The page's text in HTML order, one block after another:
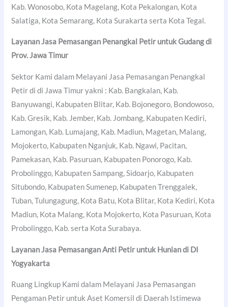
Kab. Wonosobo, Kota Magelang, Kota Pekalongan, Kota
Salatiga, Kota Semarang, Kota Surakarta serta Kota Tegal.
Layanan Jasa Pemasangan Penangkal Petir untuk Gudang di
Prov. Jawa Timur
Sektor Kami dalam Melayani Jasa Pemasangan Penangkal
Petir di di Jawa Timur yakni : Kab. Bangkalan, Kab.
Banyuwangi, Kabupaten Blitar, Kab. Bojonegoro, Bondowoso,
Kab. Gresik, Kab. Jember, Kab. Jombang, Kabupaten Kediri,
Lamongan, Kab. Lumajang, Kab. Madiun, Magetan, Malang,
Mojokerto, Kabupaten Nganjuk, Kab. Ngawi, Pacitan,
Pamekasan, Kab. Pasuruan, Kabupaten Ponorogo, Kab.
Probolinggo, Kabupaten Sampang, Sidoarjo, Kabupaten
Situbondo, Kabupaten Sumenep, Kabupaten Trenggalek,
Tuban, Tulungagung, Kota Batu, Kota Blitar, Kota Kediri, Kota
Madiun, Kota Malang, Kota Mojokerto, Kota Pasuruan, Kota
Probolinggo, Kab. serta Kota Surabaya.
Layanan Jasa Pemasangan Anti Petir untuk Hunian di DI
Yogyakarta
Ruang Lingkup Kami dalam Melayani Jasa Pemasangan
Pengaman Petir untuk Aset Komersil di Daerah Istimewa